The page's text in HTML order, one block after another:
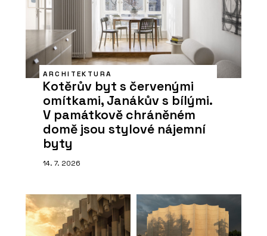
ARCHITEKTURA
Kotěrův byt s červenými
omítkami, Janákův s bílými.
V památkově chráněném
domě jsou stylové nájemní
byty
14. 7. 2026